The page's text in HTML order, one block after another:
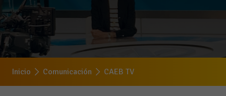
Inicio Comunicación CAEB TV